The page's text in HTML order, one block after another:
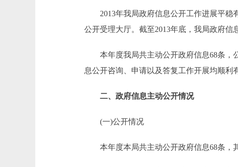
2013年我局政府信息公开工作进展平稳
公开受理大厅。截至2013年底，我局政府信
本年度我局共主动公开政府信息68条，公
息公开咨询、申请以及答复工作开展均顺利
二、政府信息主动公开情况
(一)公开情况
本年度本局共主动公开政府信息68条，其